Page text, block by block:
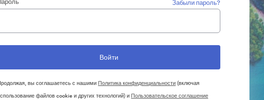
Забыли пароль?
вы соглашаетесь с нашими Политика конфиденциальности(включая
файлов cookie и других технологий) и Пользовательское соглашение